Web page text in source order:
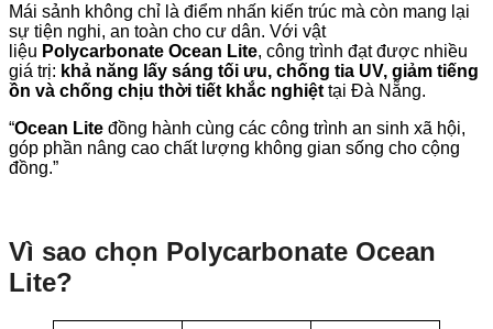
Mái sảnh không chỉ là điểm nhấn kiến trúc mà còn mang lại
sự tiện nghi, an toàn cho cư dân. Với vật
liệu Polycarbonate Ocean Lite, công trình đạt được nhiều
giá trị: khả năng lấy sáng tối ưu, chống tia UV, giảm tiếng
ồn và chống chịu thời tiết khắc nghiệt tại Đà Nẵng.
“Ocean Lite đồng hành cùng các công trình an sinh xã hội,
góp phần nâng cao chất lượng không gian sống cho cộng
đồng.”
Vì sao chọn Polycarbonate Ocean
Lite?